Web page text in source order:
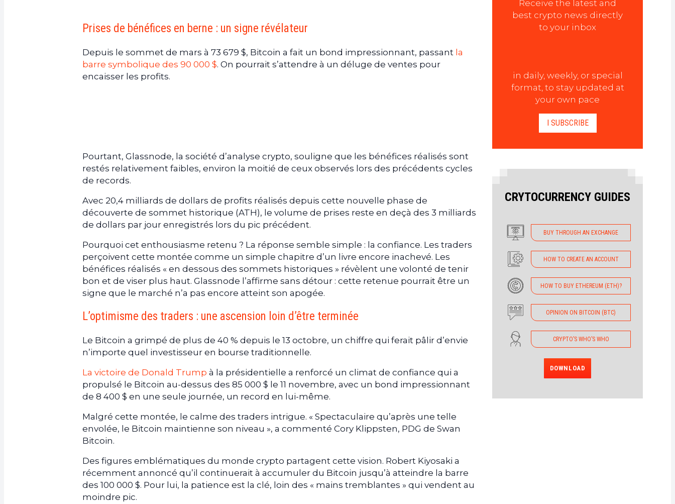
Prises de bénéfices en berne : un signe révélateur
Depuis le sommet de mars à 73 679 $, Bitcoin a fait un bond impressionnant, passant la
barre symbolique des 90 000 $. On pourrait s’attendre à un déluge de ventes pour
encaisser les profits.
Pourtant, Glassnode, la société d’analyse crypto, souligne que les bénéfices réalisés sont
restés relativement faibles, environ la moitié de ceux observés lors des précédents cycles
de records.
Avec 20,4 milliards de dollars de profits réalisés depuis cette nouvelle phase de
découverte de sommet historique (ATH), le volume de prises reste en deçà des 3 milliards
de dollars par jour enregistrés lors du pic précédent.
Pourquoi cet enthousiasme retenu ? La réponse semble simple : la confiance. Les traders
perçoivent cette montée comme un simple chapitre d’un livre encore inachevé. Les
bénéfices réalisés « en dessous des sommets historiques » révèlent une volonté de tenir
bon et de viser plus haut. Glassnode l’affirme sans détour : cette retenue pourrait être un
signe que le marché n’a pas encore atteint son apogée.
L’optimisme des traders : une ascension loin d’être terminée
Le Bitcoin a grimpé de plus de 40 % depuis le 13 octobre, un chiffre qui ferait pâlir d’envie
n’importe quel investisseur en bourse traditionnelle.
La victoire de Donald Trump à la présidentielle a renforcé un climat de confiance qui a
propulsé le Bitcoin au-dessus des 85 000 $ le 11 novembre, avec un bond impressionnant
de 8 400 $ en une seule journée, un record en lui-même.
Malgré cette montée, le calme des traders intrigue. « Spectaculaire qu’après une telle
envolée, le Bitcoin maintienne son niveau », a commenté Cory Klippsten, PDG de Swan
Bitcoin.
Des figures emblématiques du monde crypto partagent cette vision. Robert Kiyosaki a
récemment annoncé qu’il continuerait à accumuler du Bitcoin jusqu’à atteindre la barre
des 100 000 $. Pour lui, la patience est la clé, loin des « mains tremblantes » qui vendent au
moindre pic.
Receive the latest and
best crypto news directly
to your inbox
in daily, weekly, or special
format, to stay updated at
your own pace
I SUBSCRIBE
CRYTOCURRENCY GUIDES
BUY THROUGH AN EXCHANGE
HOW TO CREATE AN ACCOUNT
HOW TO BUY ETHEREUM (ETH)?
OPINION ON BITCOIN (BTC)
CRYPTO’S WHO’S WHO
DOWNLOAD